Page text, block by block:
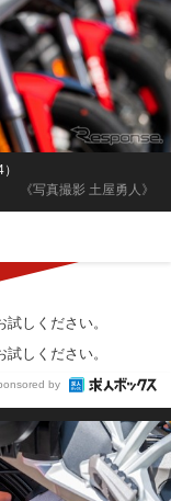
《写真撮影 土屋勇人》
しください。
しください。
by